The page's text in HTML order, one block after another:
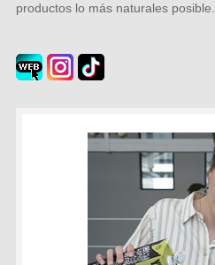
productos lo más naturales posible.